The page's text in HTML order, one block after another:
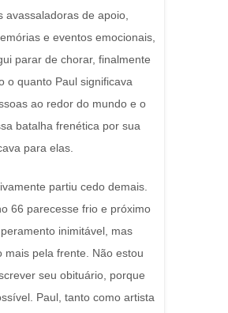
avassaladoras de apoio,
e eventos emocionais,
parar de chorar, finalmente
o quanto Paul significava
ao redor do mundo e o
batalha frenética por sua
para elas.
partiu cedo demais.
66 parecesse frio e próximo
inimitável, mas
mais pela frente. Não estou
seu obituário, porque
Paul, tanto como artista